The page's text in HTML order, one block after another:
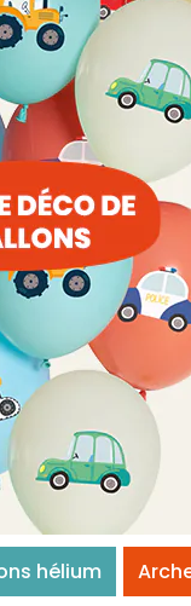
hélium